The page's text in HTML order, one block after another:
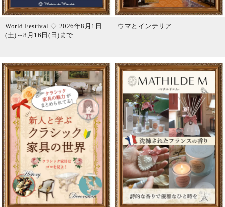
World Festival ◇ 2026年8月1日
(土)～8月16日(日)まで
ウマとインテリア